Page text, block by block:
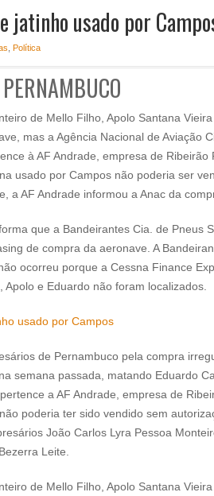
jatinho usado por
Política
de Mello Filho, Apolo Santana
mas a Agência Nacional de Aviação
à AF Andrade, empresa de Ribeirão
usado por Campos não poderia ser
a AF Andrade informou a Anac da
que a Bandeirantes Cia. de Pneus
de compra da aeronave. A
ocorreu porque a Cessna Finance
e Eduardo não foram localizados.
de Pernambuco pela compra
semana passada, matando Eduardo
a AF Andrade, empresa de
poderia ter sido vendido sem
João Carlos Lyra Pessoa
Leite.
de Mello Filho, Apolo Santana